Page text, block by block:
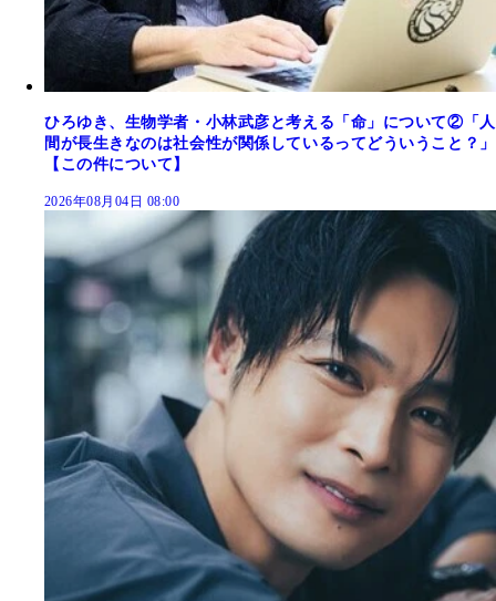
ひろゆき、生物学者・小林武彦と考える「命」について②「人
間が長生きなのは社会性が関係しているってどういうこと？」
【この件について】
2026年08月04日 08:00